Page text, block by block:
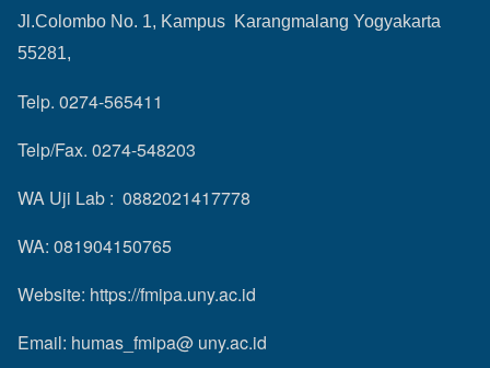
Jl.Colombo No. 1, Kampus Karangmalang Yogyakarta
55281,
Telp. 0274-565411
Telp/Fax. 0274-548203
WA Uji Lab : 0882021417778
WA: 081904150765
Website: https://fmipa.uny.ac.id
Email: humas_fmipa@ uny.ac.id